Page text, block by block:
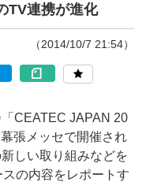
TV連携が進化
（2014/10/7 21:54）
CEATEC JAPAN 20
張メッセで開催され
しい取り組みなどを
の内容をレポートす